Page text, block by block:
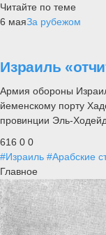
Читайте по теме
6 маяЗа рубежом
Израиль
Армия обороны
йеменскому порту
провинции Эль-
616 0 0
#Израиль #Арабские
Главное